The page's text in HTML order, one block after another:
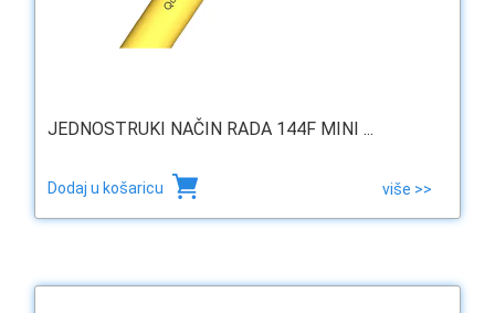
JEDNOSTRUKI NAČIN RADA 144F MINI ...
Dodaj u košaricu više >>